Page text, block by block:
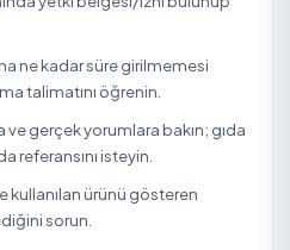
ve havada bulunan virüs,
ruhsatlı biyosidal
işlemidir; normal
patojen yükünü
Volume) soğuk sisleme
partiküllere ayrılarak
zor yüzeylere ve havaya nüfuz